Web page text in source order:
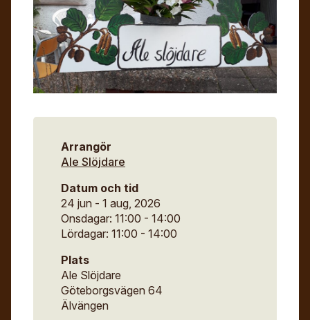
Digitalt museum
Stipendier
Gesäll- och mästarbrev
Immateriellt kulturarv
Mina sidor
Sök
Eng
Arrangör
Ale Slöjdare
Datum och tid
24 jun - 1 aug, 2026
Onsdagar: 11:00 - 14:00
Lördagar: 11:00 - 14:00
Plats
Ale Slöjdare
Göteborgsvägen 64
Älvängen
För- och efternamn*
E-post*
hanteras av Hemslöjden enligt
Dataskyddsförordningen, GDPR. Uppgifterna behövs
för att hantera din anmälan och lämnas aldrig ut till
något företag, annan organisation eller privatperson.